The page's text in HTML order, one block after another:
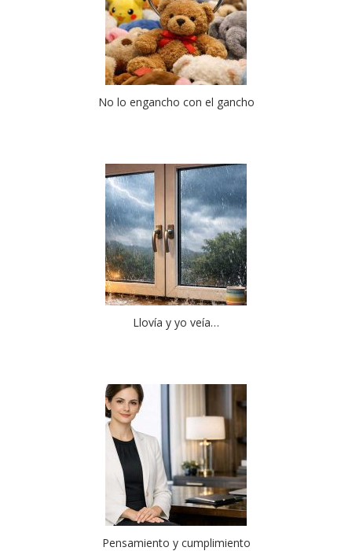
No lo engancho con el gancho
Llovía y yo veía…
Pensamiento y cumplimiento